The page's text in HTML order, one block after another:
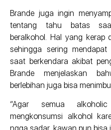
Brande juga ingin
tentang tahu batas
beralkohol. Hal yang kerap
sehingga sering
saat berkendara akibat
Brande menjelaskan
berlebihan juga bisa
“Agar semua
mengkonsumsi alkohol